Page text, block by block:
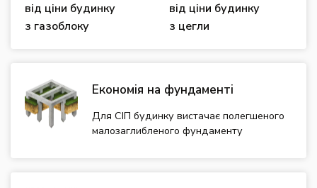
від ціни будинку
з газоблоку
від ціни будинку
з цегли
Економія на фундаменті
Для СІП будинку вистачає полегшеного
малозаглибленого фундаменту